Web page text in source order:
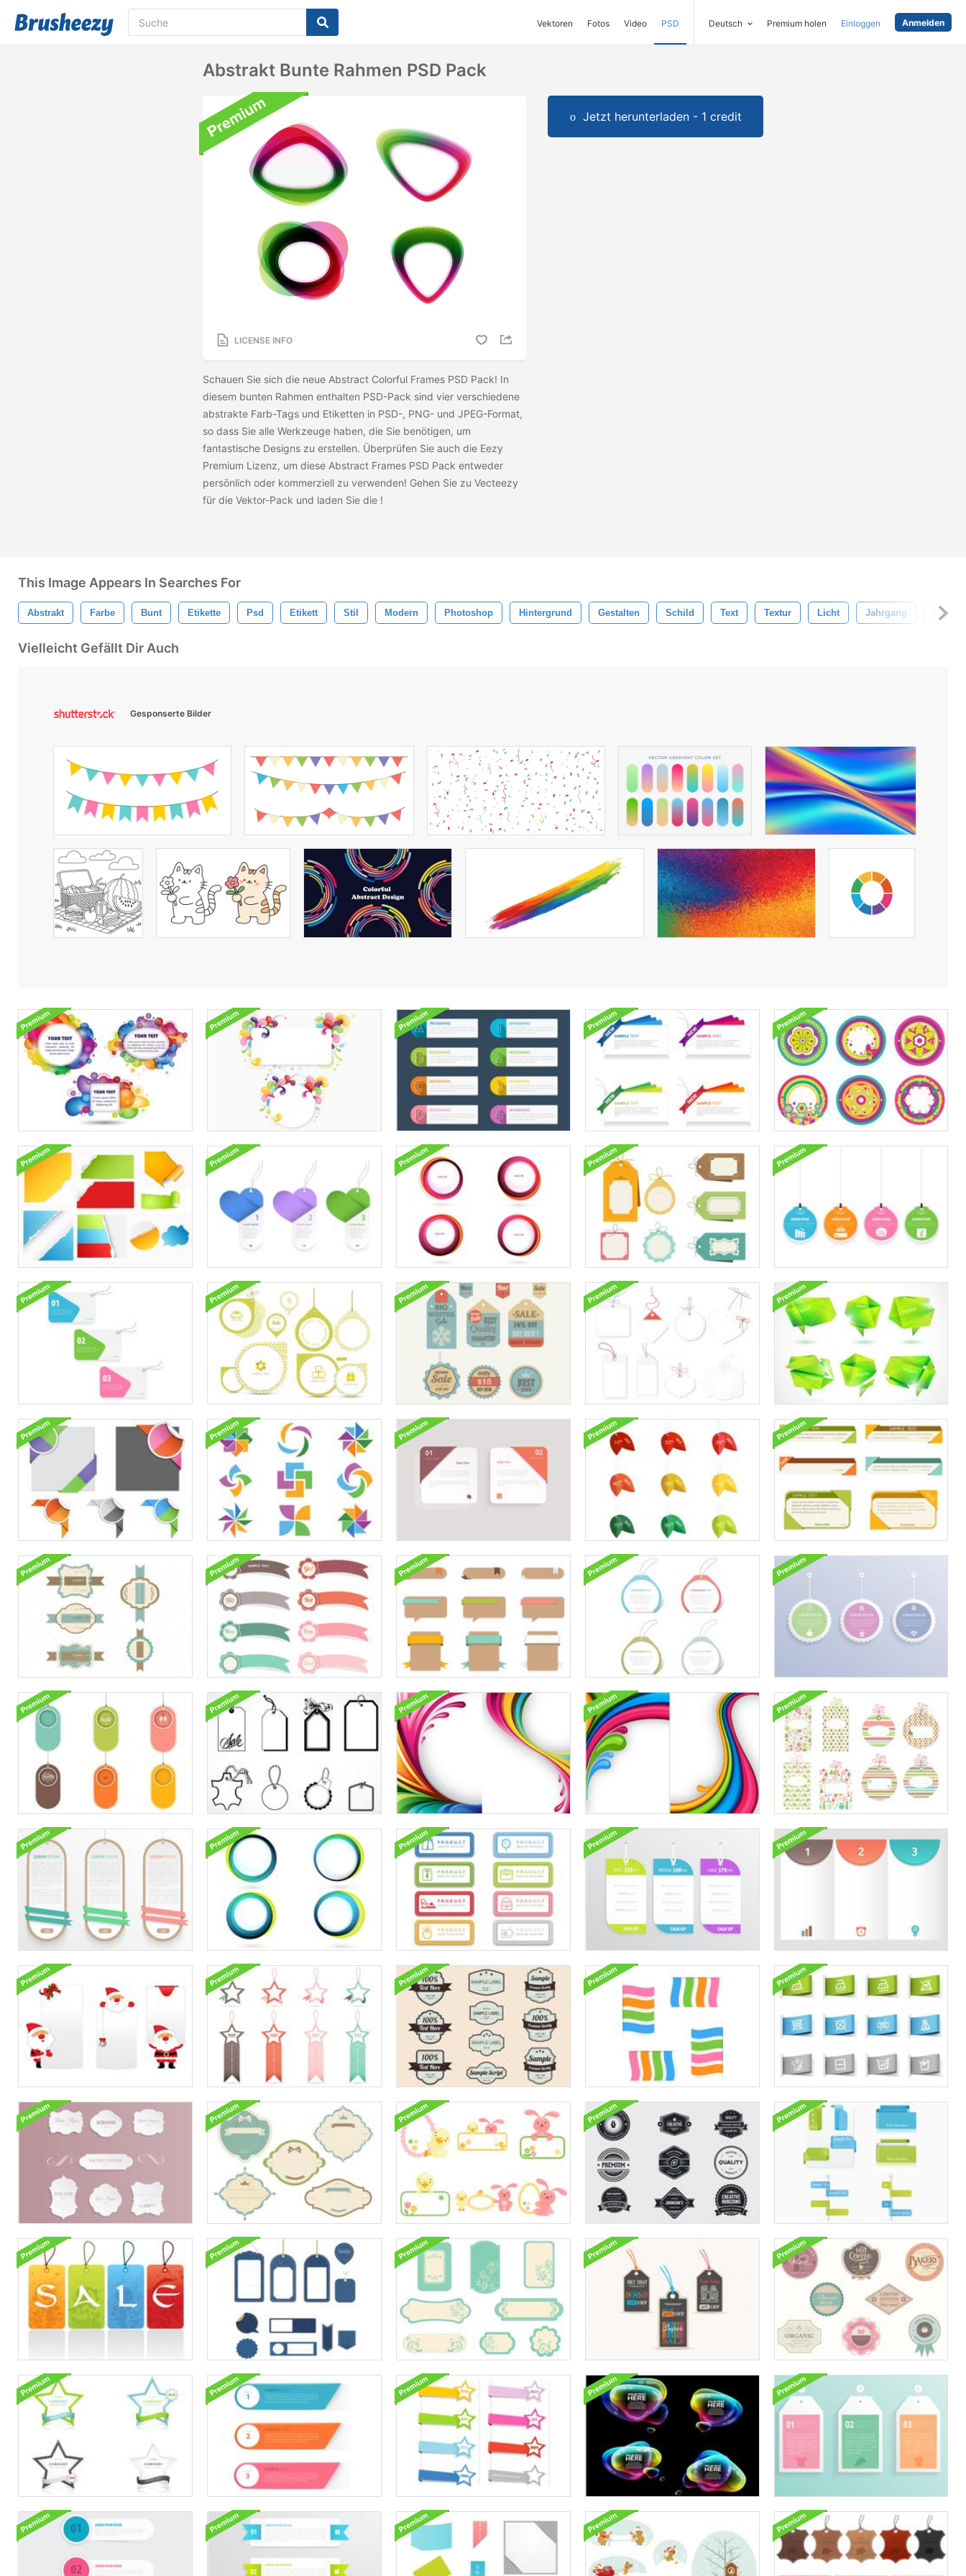
Vektoren Fotos Video PSD Deutsch Premium holen Einloggen Anmelden
Abstrakt Bunte Rahmen PSD Pack
LICENSE INFO
Schauen Sie sich die neue Abstract Colorful Frames PSD Pack! In
diesem bunten Rahmen enthalten PSD-Pack sind vier verschiedene
abstrakte Farb-Tags und Etiketten in PSD-, PNG- und JPEG-Format,
so dass Sie alle Werkzeuge haben, die Sie benötigen, um
fantastische Designs zu erstellen. Überprüfen Sie auch die Eezy
Premium Lizenz, um diese Abstract Frames PSD Pack entweder
persönlich oder kommerziell zu verwenden! Gehen Sie zu Vecteezy
für die Vektor-Pack und laden Sie die !
Jetzt herunterladen - 1 credit
This Image Appears In Searches For
Abstrakt Farbe Bunt Etikette Psd Etikett Stil Modern Photoshop Hintergrund Gestalten Schild Text Textur Licht Jahrgang Vektor
Vielleicht Gefällt Dir Auch
Gesponserte Bilder